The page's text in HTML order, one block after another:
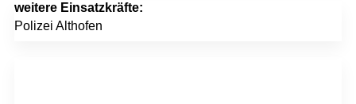
weitere Einsatzkräfte:
Polizei Althofen